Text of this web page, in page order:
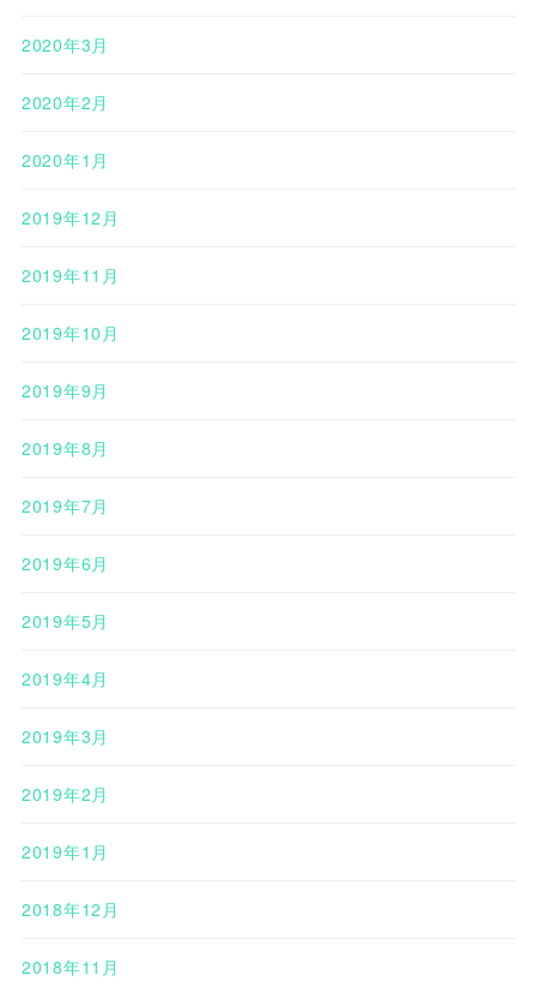
2020年3月
2020年2月
2020年1月
2019年12月
2019年11月
2019年10月
2019年9月
2019年8月
2019年7月
2019年6月
2019年5月
2019年4月
2019年3月
2019年2月
2019年1月
2018年12月
2018年11月